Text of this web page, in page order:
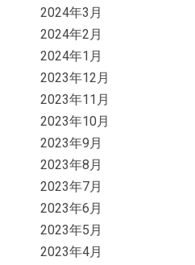
2024年3月
2024年2月
2024年1月
2023年12月
2023年11月
2023年10月
2023年9月
2023年8月
2023年7月
2023年6月
2023年5月
2023年4月